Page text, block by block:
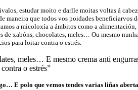
estudar moito e darlle moitas voltas á
maneira que todos vos poidades beneficiarvos
a micoloxía a ámbitos como a alimentación,
de xabóns, chocolates, meles… Ou mesmo
para loitar contra o estrés.
meles… E mesmo crema anti
o estrés”
E polo que vemos tendes varias liñas